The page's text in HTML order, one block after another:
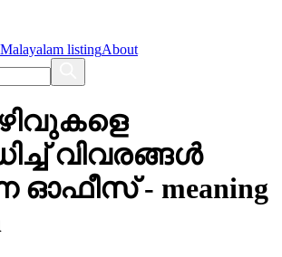
Malayalam listingAbout
വിവരങ്ങള്‍
ഓഫീസ്- meaning